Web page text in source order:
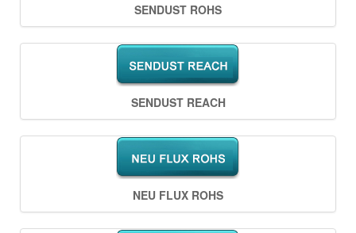
SENDUST ROHS
SENDUST REACH
NEU FLUX ROHS